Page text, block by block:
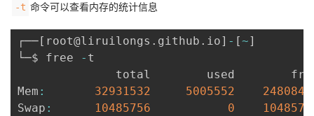
-t 命令可以查看内存的统计信息
┌──[ root@liruilongs . github . io] - [~]
└─$ free
- t
total        used
Mem : 32931532 5005552
Swap : 10485756 0